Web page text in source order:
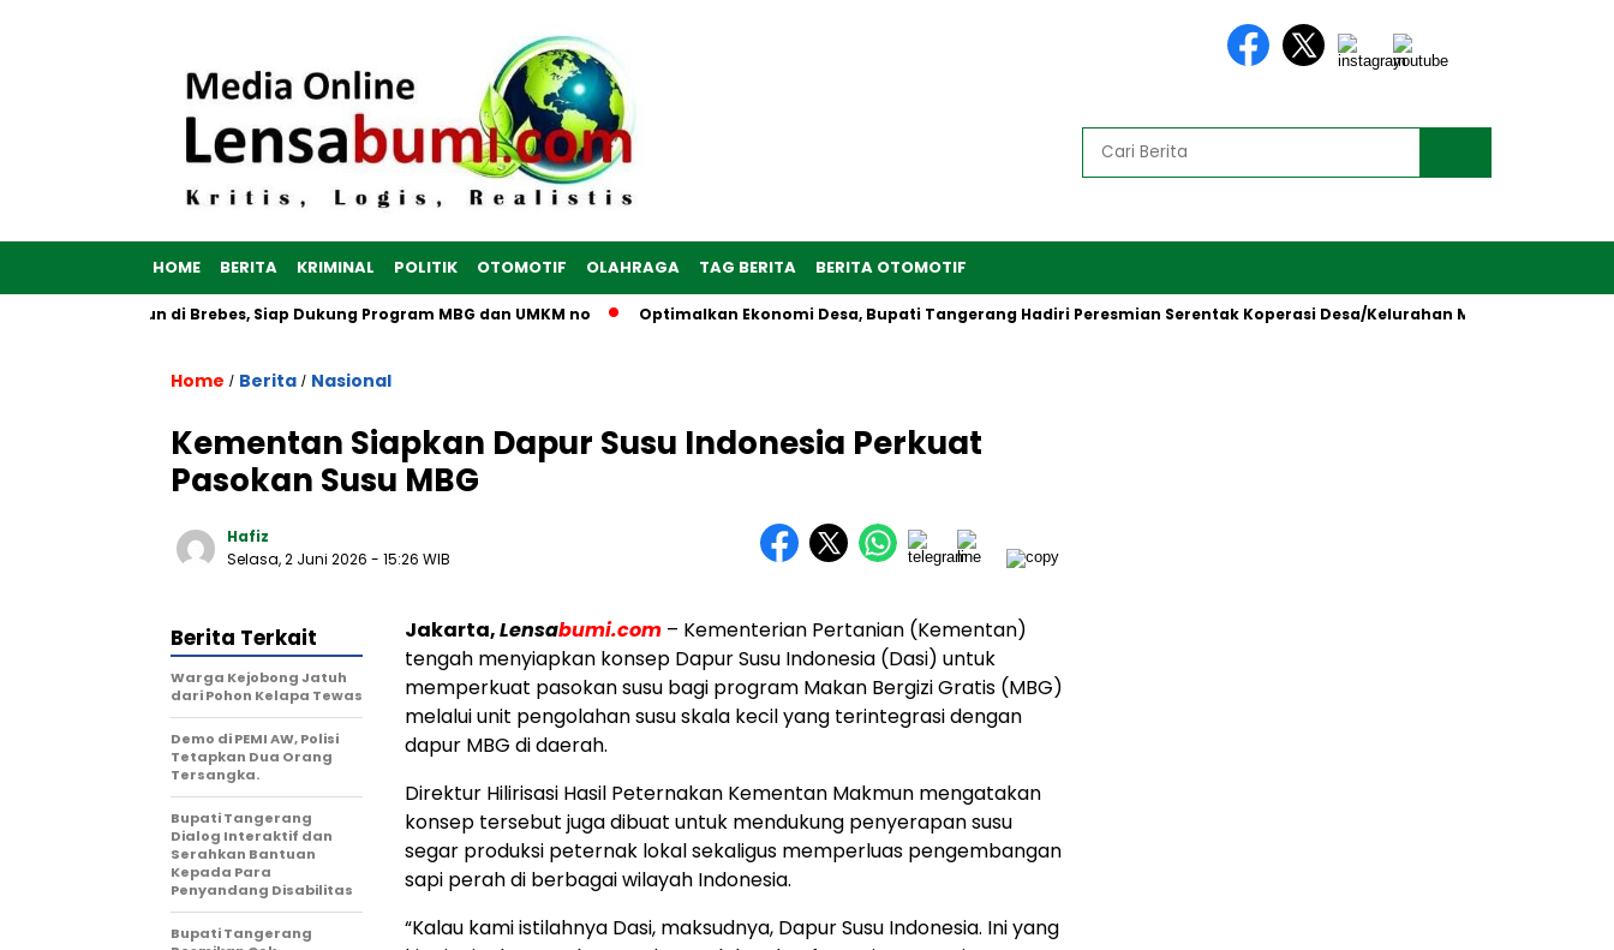
HOME BERITA KRIMINAL POLITIK OTOMOTIF OLAHRAGA TAG BERITA BERITA OTOMOTIF
Dibangun di Brebes, Siap Dukung Program MBG dan UMKM no Optimalkan Ekonomi Desa, Bupati Tangerang Hadiri Peresmian Serentak Koperasi Desa/Kelurahan Merah Putih oleh
Home / Berita / Nasional
Kementan Siapkan Dapur Susu Indonesia Perkuat
Pasokan Susu MBG
Hafiz
Selasa, 2 Juni 2026 - 15:26 WIB
Jakarta,Lensabumi.com – Kementerian Pertanian (Kementan)
tengah menyiapkan konsep Dapur Susu Indonesia (Dasi) untuk
memperkuat pasokan susu bagi program Makan Bergizi Gratis (MBG)
melalui unit pengolahan susu skala kecil yang terintegrasi dengan
dapur MBG di daerah.
Direktur Hilirisasi Hasil Peternakan Kementan Makmun mengatakan
konsep tersebut juga dibuat untuk mendukung penyerapan susu
segar produksi peternak lokal sekaligus memperluas pengembangan
sapi perah di berbagai wilayah Indonesia.
“Kalau kami istilahnya Dasi, maksudnya, Dapur Susu Indonesia. Ini yang
Berita Terkait
Warga Kejobong Jatuh
dari Pohon Kelapa Tewas
Demo di PEMI AW, Polisi
Tetapkan Dua Orang
Tersangka.
Bupati Tangerang
Dialog Interaktif dan
Serahkan Bantuan
Kepada Para
Penyandang Disabilitas
‎Bupati Tangerang